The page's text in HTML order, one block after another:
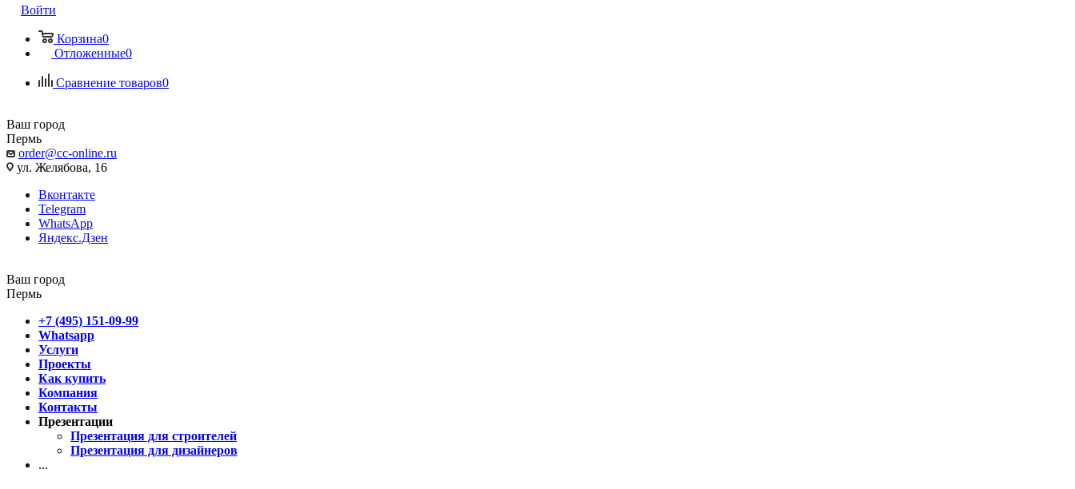
Войти
Корзина0
Отложенные0
Сравнение товаров0
Ваш город
Пермь
order@cc-online.ru
ул. Желябова, 16
Вконтакте
Telegram
WhatsApp
Яндекс.Дзен
Ваш город
Пермь
+7 (495) 151-09-99
Whatsapp
Услуги
Проекты
Как купить
Компания
Контакты
Презентации
Презентация для строителей
Презентация для дизайнеров
...